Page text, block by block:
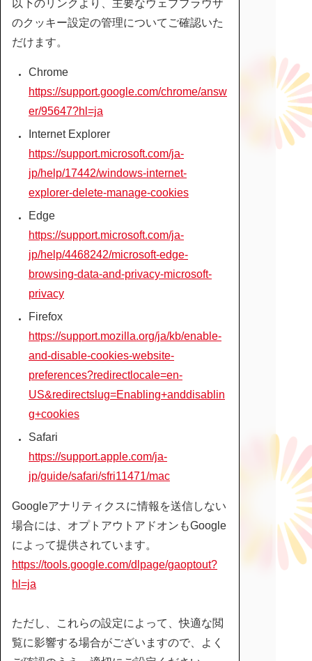
以下のリンクより、主要なウェブブラウザ
のクッキー設定の管理についてご確認いた
だけます。
Chrome
https://support.google.com/chrome/answ
er/95647?hl=ja
Internet Explorer
https://support.microsoft.com/ja-
jp/help/17442/windows-internet-
explorer-delete-manage-cookies
Edge
https://support.microsoft.com/ja-
jp/help/4468242/microsoft-edge-
browsing-data-and-privacy-microsoft-
privacy
Firefox
https://support.mozilla.org/ja/kb/enable-
and-disable-cookies-website-
preferences?redirectlocale=en-
US&redirectslug=Enabling+anddisablin
g+cookies
Safari
https://support.apple.com/ja-
jp/guide/safari/sfri11471/mac
Googleアナリティクスに情報を送信しない
場合には、オプトアウトアドオンもGoogle
によって提供されています。
https://tools.google.com/dlpage/gaoptout?
hl=ja
ただし、これらの設定によって、快適な閲
覧に影響する場合がございますので、よく